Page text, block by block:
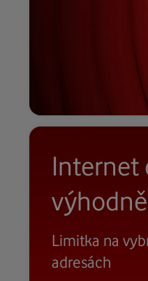
Internet
výhodně
Limitka na
adresách